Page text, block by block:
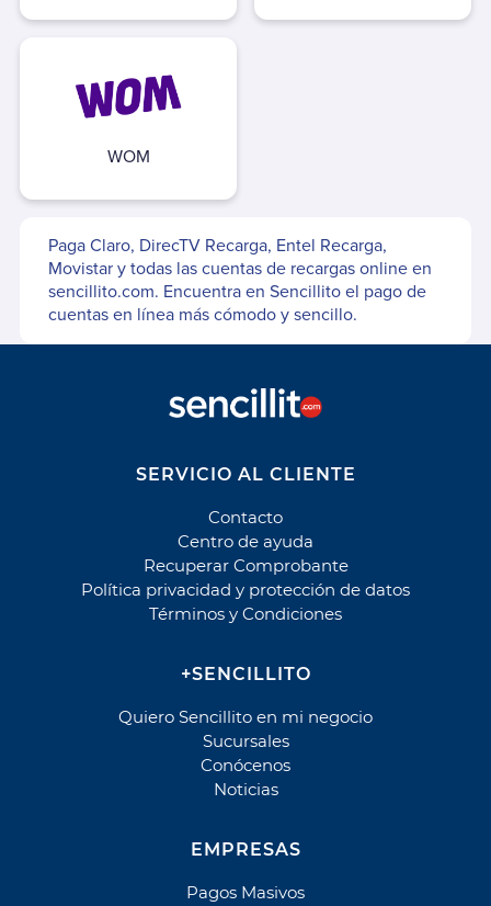
Puente Industrial
Vespucio Norte
Vespucio Sur
Cementerio
Parque Canaán
Parque Canaán Mantención
Parque del Recuerdo
Parque del Recuerdo Crédito
Parque del Recuerdo Mantención
Parque del Sendero Mantención
Parque El Manantial
Parque El Manantial Mantención
Parque El Prado
Parque El Prado Cuota
Parque El Prado Mantención
Parque La Foresta Cuota
Parque La Foresta Mantención
Parque Santiago
Parque Santiago Cuota
Parques de Chile - Contrato
WOM
Paga Claro, DirecTV Recarga, Entel Recarga,
Movistar y todas las cuentas de recargas online en
sencillito.com. Encuentra en Sencillito el pago de
cuentas en línea más cómodo y sencillo.
SERVICIO AL CLIENTE
Contacto
Centro de ayuda
Recuperar Comprobante
Política privacidad y protección de datos
Términos y Condiciones
+SENCILLITO
Quiero Sencillito en mi negocio
Sucursales
Conócenos
Noticias
EMPRESAS
Pagos Masivos